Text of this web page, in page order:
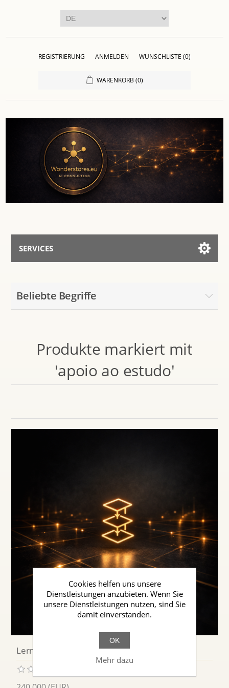
REGISTRIERUNG ANMELDEN WUNSCHLISTE (0)
WARENKORB (0)
SERVICES
Mit dem Assistenten sprechen
Beliebte Begriffe
Produkte markiert mit
'apoio ao estudo'
Lerninstanzen & Kurse
Cookies helfen uns unsere
Dienstleistungen anzubieten. Wenn Sie
unsere Dienstleistungen nutzen, sind Sie
damit einverstanden.
OK
Mehr dazu